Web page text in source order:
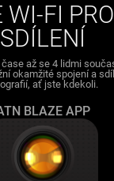
WI-FI
SDÍLENÍ
až se 4 lidmi
okamžité spojení a
ať jste kdekoli.
BLAZE APP